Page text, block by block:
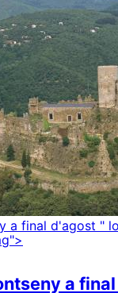
a final d'agost "
a